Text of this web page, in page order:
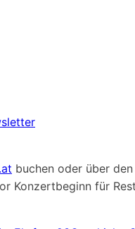
buchen oder über
Konzertbeginn für